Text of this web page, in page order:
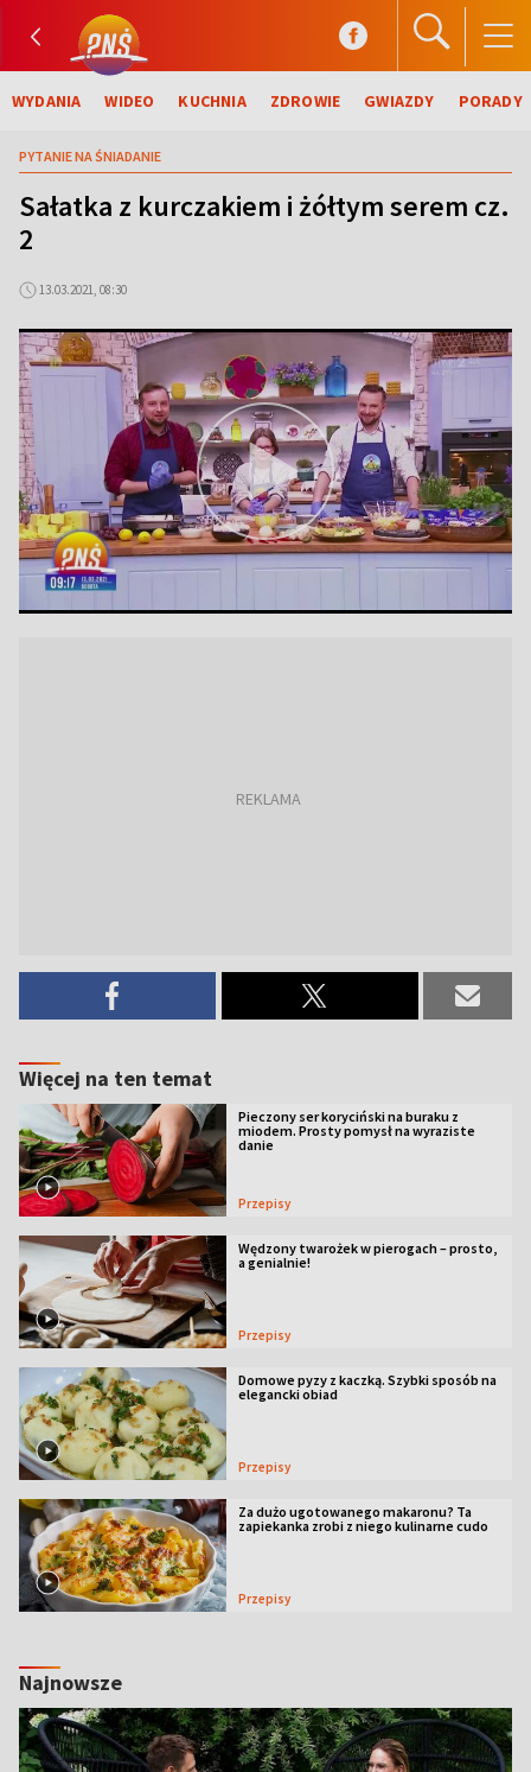
WYDANIA WIDEO KUCHNIA ZDROWIE GWIAZDY PORADY
PYTANIE NA ŚNIADANIE
Sałatka z kurczakiem i żółtym serem cz.
2
13.03.2021, 08:30
Więcej na ten temat
Pieczony ser koryciński na buraku z
miodem. Prosty pomysł na wyraziste
danie
Przepisy
Wędzony twarożek w pierogach – prosto,
a genialnie!
Przepisy
Domowe pyzy z kaczką. Szybki sposób na
elegancki obiad
Przepisy
Za dużo ugotowanego makaronu? Ta
zapiekanka zrobi z niego kulinarne cudo
Przepisy
Najnowsze